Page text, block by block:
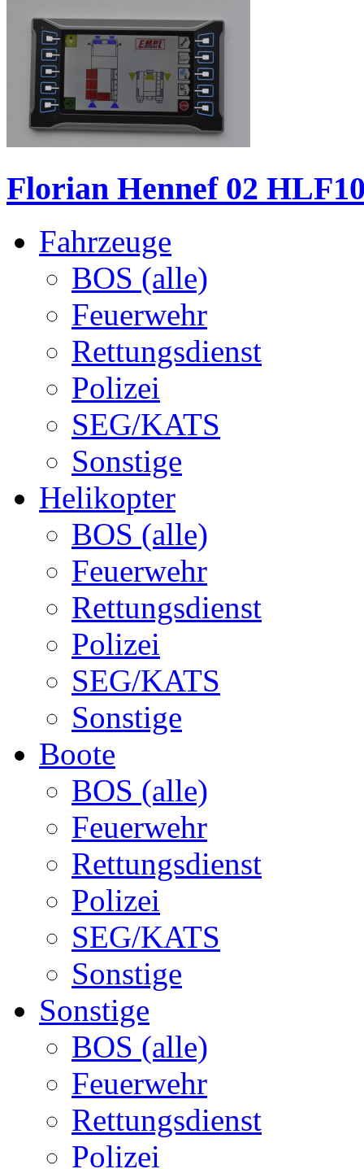
Florian Hennef 02
Fahrzeuge
BOS (alle)
Feuerwehr
Rettungsdienst
Polizei
SEG/KATS
Sonstige
Helikopter
BOS (alle)
Feuerwehr
Rettungsdienst
Polizei
SEG/KATS
Sonstige
Boote
BOS (alle)
Feuerwehr
Rettungsdienst
Polizei
SEG/KATS
Sonstige
Sonstige
BOS (alle)
Feuerwehr
Rettungsdienst
Polizei